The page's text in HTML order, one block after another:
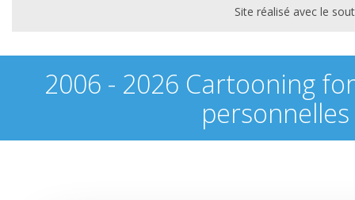
Site réalisé avec le
2006 - 2026 Cartooning
personnelles